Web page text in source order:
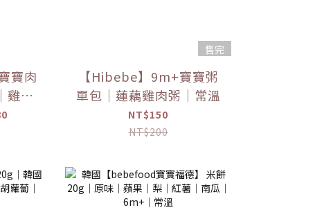
寶肉
雞肉
常溫
售完
【Hibebe】9m+寶寶粥
單包｜蓮藕雞肉粥｜常溫
NT$150
NT$200